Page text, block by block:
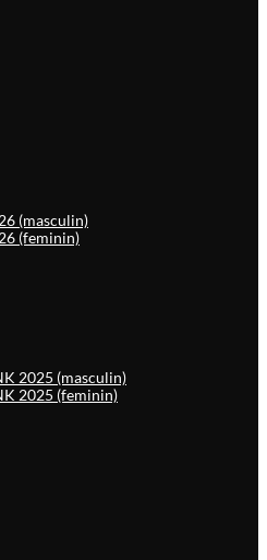
(masculin)
(feminin)
2025 (masculin)
2025 (feminin)